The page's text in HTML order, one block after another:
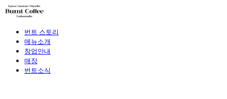
번트 스토리
메뉴소개
창업안내
매장
번트소식